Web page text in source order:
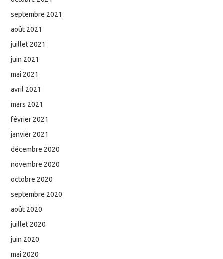
septembre 2021
août 2021
juillet 2021
juin 2021
mai 2021
avril 2021
mars 2021
février 2021
janvier 2021
décembre 2020
novembre 2020
octobre 2020
septembre 2020
août 2020
juillet 2020
juin 2020
mai 2020